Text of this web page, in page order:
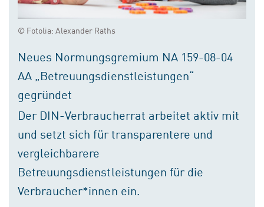
© Fotolia: Alexander Raths
Neues Normungsgremium NA 159-08-04
AA „Betreuungsdienstleistungen“
gegründet
Der DIN-Verbraucherrat arbeitet aktiv mit
und setzt sich für transparentere und
vergleichbarere
Betreuungsdienstleistungen für die
Verbraucher*innen ein.